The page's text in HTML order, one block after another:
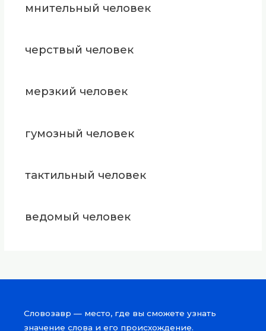
мнительный человек
черствый человек
мерзкий человек
гумозный человек
тактильный человек
ведомый человек
Словозавр — место, где вы сможете узнать
значение слова и его происхождение.